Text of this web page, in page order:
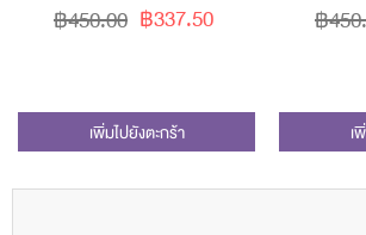
฿337.50
฿450.00
เพิ่มไปยังตะกร้า
฿
เ